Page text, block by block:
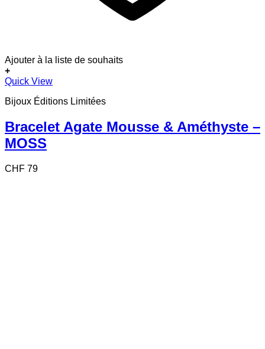
Ajouter à la liste de souhaits
+
Quick View
Bijoux Éditions Limitées
Bracelet Agate Mousse & Améthyste –
MOSS
CHF 79